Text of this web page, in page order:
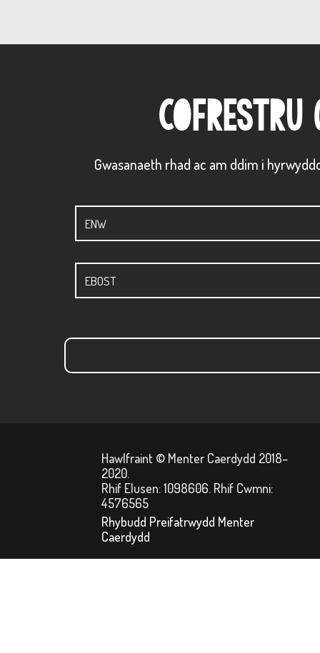
Gwasanaeth rhad ac am ddim i
Hawlfraint © Menter Caerdydd 2018–
2020.
Rhif Elusen: 1098606. Rhif Cwmni:
4576565
Rhybudd Preifatrwydd Menter
Caerdydd